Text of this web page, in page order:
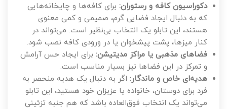
دکوراسیون کافه و رستوران: برای کافه‌ها و چایخانه‌هایی
که به دنبال ایجاد فضایی گرم، صمیمی و کمی معنوی
هستند، این تابلو یک انتخاب بی‌نظیر است. می‌تواند در
کنار میزها، پشت پیشخوان یا در ورودی کافه نصب شود.
فضاهای مذهبی یا مراکز مدیتیشن: برای ایجاد حس آرامش
و تمرکز در این فضاها نیز بسیار مناسب است.
هدیه‌ای خاص و ماندگار: اگر به دنبال یک هدیه منحصر به
فرد برای دوستان، خانواده یا عزیزان خود هستید، این تابلو
می‌تواند یک انتخاب فوق‌العاده باشد که هم جنبه تزئینی